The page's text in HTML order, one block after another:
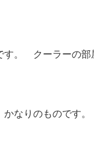
す。 クーラーの部
なりのものです。